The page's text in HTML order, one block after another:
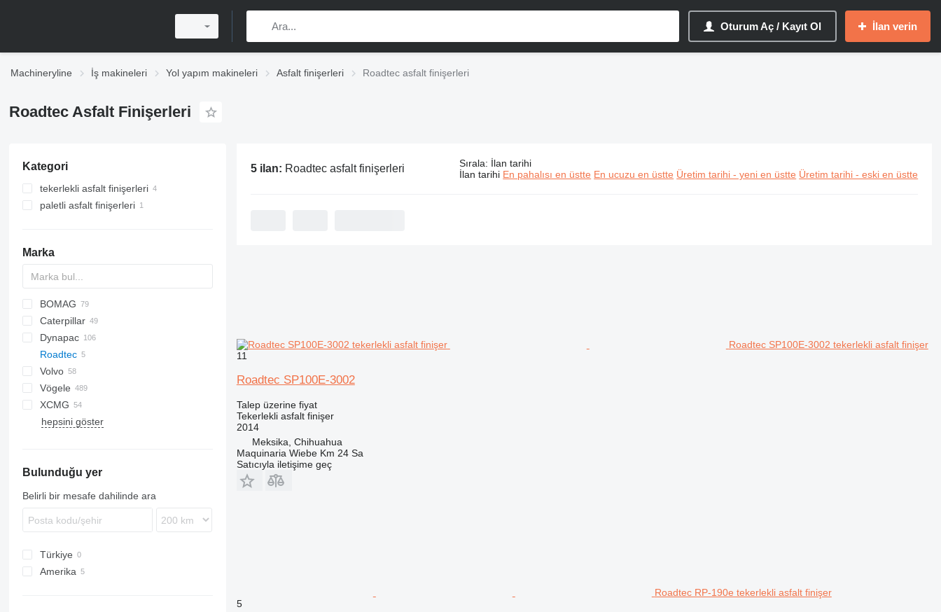
Oturum Aç / Kayıt Ol İlan verin
Machineryline İş makineleri Yol yapım makineleri Asfalt finişerleri Roadtec asfalt finişerleri
Roadtec Asfalt Finişerleri
Kategori
tekerlekli asfalt finişerleri
paletli asfalt finişerleri
Marka
Titan
AFT
AFW
VFA
CS
BOMAG
BF
BW
BB
SF
Caterpillar
730
AP
BB
F-series
DF
Dynapac
CS
F series
SD
GT
P-series
L-series
MF
MF
Roadtec
SP
SAP
SSP
ST
HA
Volvo
6820
6870
7820
Vögele
AB
MT
SP
W-series
XCMG
RP
hepsini göster
Bulunduğu yer
Belirli bir mesafe dahilinde ara
Türkiye
Amerika
5 ilan: Roadtec asfalt finişerleri Sırala: İlan tarihi
İlan tarihi En pahalısı en üstte En ucuzu en üstte Üretim tarihi - yeni en üstte Üretim tarihi - eski en üstte
Roadtec SP100E-3002 tekerlekli asfalt finişer
11
Roadtec SP100E-3002
Talep üzerine fiyat
Tekerlekli asfalt finişer
2014
Meksika, Chihuahua
Maquinaria Wiebe Km 24 Sa
Satıcıyla iletişime geç
Roadtec RP-190e tekerlekli asfalt finişer
5